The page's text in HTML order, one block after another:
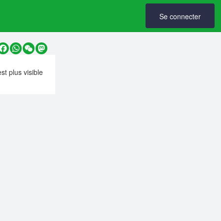
Se connecter
Facebook
WhatsApp
WeChatMastodon
plus visible